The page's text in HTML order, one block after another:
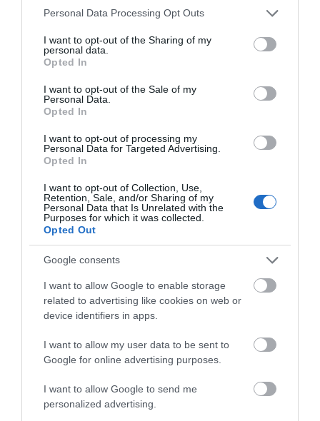
Please note that this website/app uses one or more Google
not limited to your visit or usage behaviour. You may click to
grant or deny consent to Google and its third-party tags to
use your data for below specified purposes in below Google
consent section.
Personal Data Processing Opt Outs
I want to opt-out of the Sharing of my
personal data.
Opted In
I want to opt-out of the Sale of my
Personal Data.
Opted In
I want to opt-out of processing my
Personal Data for Targeted Advertising.
Opted In
I want to opt-out of Collection, Use,
Retention, Sale, and/or Sharing of my
Personal Data that Is Unrelated with the
Purposes for which it was collected.
Opted Out
Google consents
I want to allow Google to enable storage
related to advertising like cookies on web or
device identifiers in apps.
I want to allow my user data to be sent to
Google for online advertising purposes.
I want to allow Google to send me
personalized advertising.
Αποθήκευσε το όνομά μου, email, και τον ιστότοπο μου σε
αυτόν τον πλοηγό για την επόμενη φορά που θα σχολιάσω.